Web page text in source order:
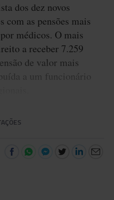
dos dez novos
com as pensões mais
médicos. O mais
a receber 7.259
de valor mais
a um funcionário